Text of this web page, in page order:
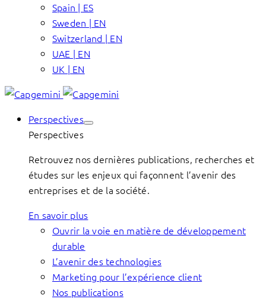
Spain | ES
Sweden | EN
Switzerland | EN
UAE | EN
UK | EN
Perspectives
Perspectives
Retrouvez nos dernières publications, recherches et
études sur les enjeux qui façonnent l’avenir des
entreprises et de la société.
En savoir plus
Ouvrir la voie en matière de développement
durable
L’avenir des technologies
Marketing pour l’expérience client
Nos publications